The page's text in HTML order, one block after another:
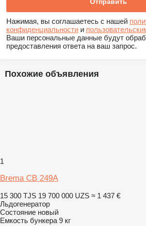
Нажимая, вы соглашаетесь с нашей
конфиденциальности и
Ваши персональные данные будут
предоставления ответа на ваш запрос.
Похожие объявления
1
Brema CB 249A
15 300 TJS 19 700 000 UZS ≈ 1 437 €
Льдогенератор
Состояние новый
Емкость бункера 9 кг